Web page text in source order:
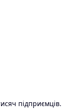
підприємців.